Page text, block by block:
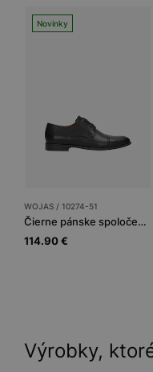
Novinky
WOJAS / 10274-51
Čierne pánske spoločenské poltopánky z lícnej kože
114.90 €
Výrobky,